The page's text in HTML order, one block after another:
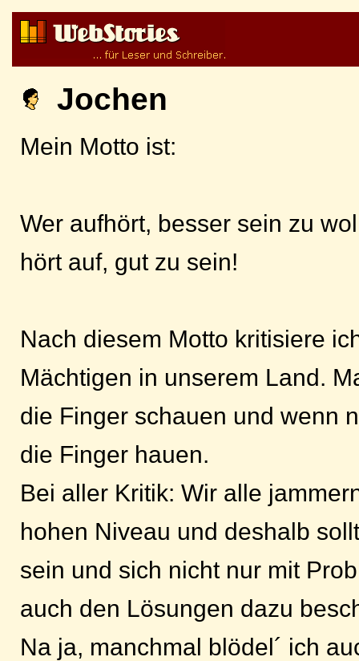
Jochen
Mein Motto ist:
Wer aufhört, besser sein zu
hört auf, gut zu sein!
Nach diesem Motto kritisiere
Mächtigen in unserem Land.
die Finger schauen und wenn
die Finger hauen.
Bei aller Kritik: Wir alle
hohen Niveau und deshalb
sein und sich nicht nur mit
auch den Lösungen dazu
Na ja, manchmal blödel´ ich